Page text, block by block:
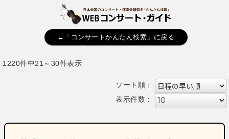
←「コンサートかんたん検索」に戻る
1220件中21～30件表示
ソート順：
表示件数：